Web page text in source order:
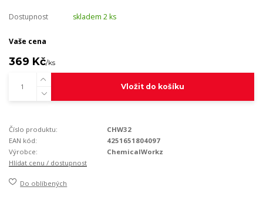
Dostupnost skladem 2 ks
Vaše cena
369 Kč/ks
Vložit do košíku
Číslo produktu:
CHW32
EAN kód:
4251651804097
Výrobce:
ChemicalWorkz
Hlídat cenu / dostupnost
Do oblíbených